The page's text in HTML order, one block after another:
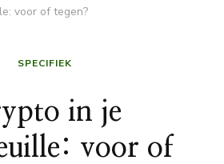
voor of tegen?
SPECIFIEK
in je
voor of